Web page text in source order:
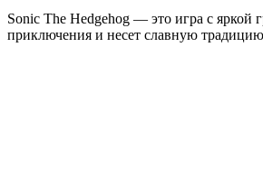
Sonic The Hedgehog — это игра с яркой
приключения и несет славную